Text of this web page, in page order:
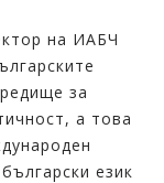
на ИАБЧ
за
а това
език